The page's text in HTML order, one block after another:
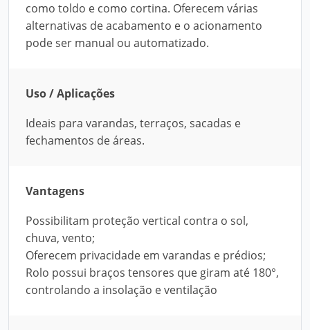
como toldo e como cortina. Oferecem várias
alternativas de acabamento e o acionamento
pode ser manual ou automatizado.
Uso / Aplicações
Ideais para varandas, terraços, sacadas e
fechamentos de áreas.
Vantagens
Possibilitam proteção vertical contra o sol,
chuva, vento;
Oferecem privacidade em varandas e prédios;
Rolo possui braços tensores que giram até 180°,
controlando a insolação e ventilação